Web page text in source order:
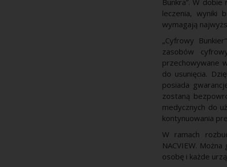
Bunkra”. W
leczenia, wyniki
wymagają
„Cyfrowy
zasobów
przechowywane
do usunięcia.
posiada
zostaną
medycznych do
kontynuowania
W ramach
NACVIEW.
osobę i każde